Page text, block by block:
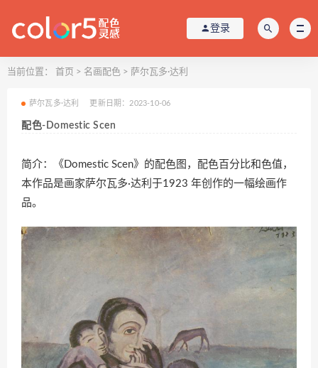
登录
当前位置： 首页 > 名画配色 > 萨尔瓦多·达利
萨尔瓦多·达利 更新日期：2023-10-06
配色-Domestic Scen
简介：《Domestic Scen》的配色图，配色百分比和色值，
本作品是画家萨尔瓦多·达利于1923 年创作的一幅绘画作
品。